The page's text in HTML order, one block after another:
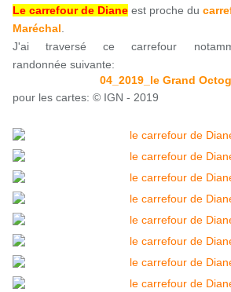
Le carrefour de Diane est proche du
Maréchal
J'ai traversé ce carrefour
randonnée suivante:
04_2019_le Grand
pour les cartes: © IGN - 2019